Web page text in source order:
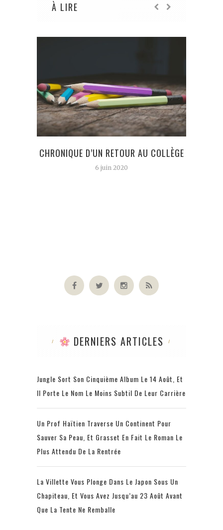
À LIRE
CHRONIQUE D’UN RETOUR AU COLLÈGE
6 juin 2020
DERNIERS ARTICLES
Jungle Sort Son Cinquième Album Le 14 Août, Et
Il Porte Le Nom Le Moins Subtil De Leur Carrière
Un Prof Haïtien Traverse Un Continent Pour
Sauver Sa Peau, Et Grasset En Fait Le Roman Le
Plus Attendu De La Rentrée
La Villette Vous Plonge Dans Le Japon Sous Un
Chapiteau, Et Vous Avez Jusqu’au 23 Août Avant
Que La Tente Ne Remballe